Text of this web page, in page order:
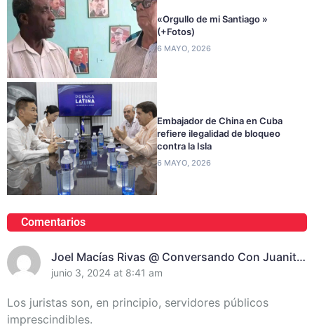
«Orgullo de mi Santiago »
(+Fotos)
6 MAYO, 2026
Embajador de China en Cuba
refiere ilegalidad de bloqueo
contra la Isla
6 MAYO, 2026
Comentarios
Joel Macías Rivas @ Conversando Con Juanita
Randich, Presidenta De La Unión De Juristas En
junio 3, 2024 at 8:41 am
Los juristas son, en principio, servidores públicos
imprescindibles.